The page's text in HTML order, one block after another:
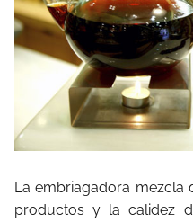
La embriagadora mezcla
productos y la calidez